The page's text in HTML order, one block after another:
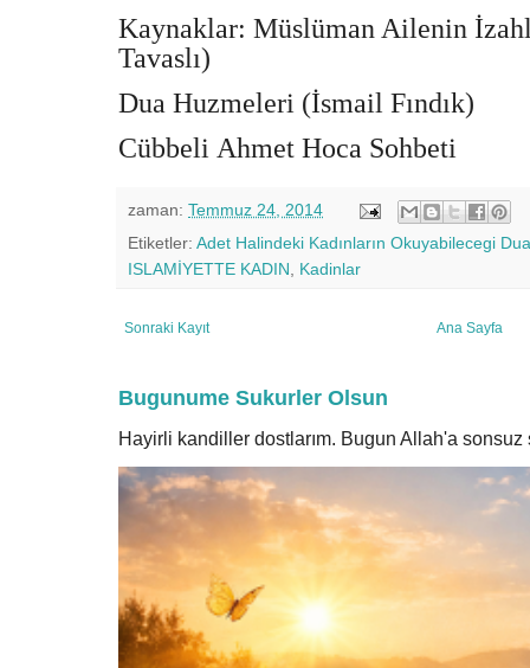
Kaynaklar: Müslüman Ailenin
Tavaslı)
Dua Huzmeleri (İsmail Fındık)
Cübbeli Ahmet Hoca Sohbeti
zaman: Temmuz 24, 2014
Etiketler: Adet Halindeki Kadınların Okuyabilecegi
ISLAMİYETTE KADIN
Kadinlar
Sonraki Kayıt Ana Sayfa
Bugunume Sukurler Olsun
Hayirli kandiller dostlarım. Bugun Allah'a